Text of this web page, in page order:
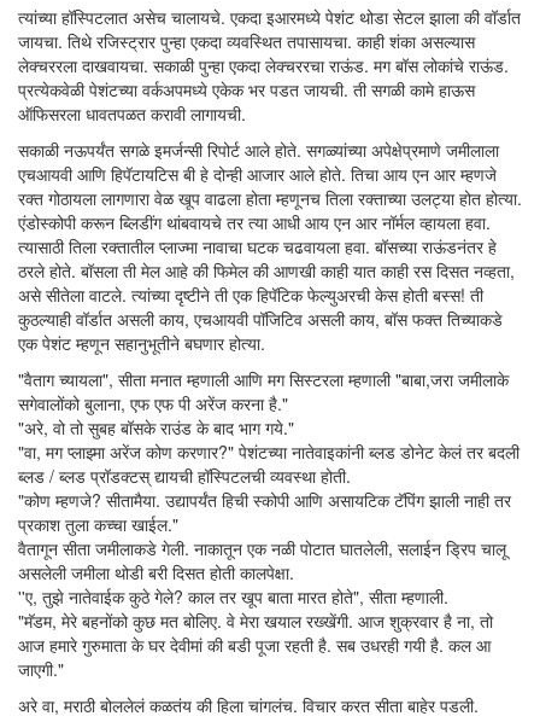
त्यांच्या हॉस्पिटलात असेच चालायचे. एकदा इआरमध्ये पेशंट थोडा सेटल झाला की वॉर्डात
जायचा. तिथे रजिस्ट्रार पुन्हा एकदा व्यवस्थित तपासायचा. काही शंका असल्यास
लेक्चररला दाखवायचा. सकाळी पुन्हा एकदा लेक्चररचा राऊंड. मग बॉस लोकांचे राऊंड.
प्रत्येकवेळी पेशंटच्या वर्कअपमध्ये एकेक भर पडत जायची. ती सगळी कामे हाऊस
ऑफिसरला धावतपळत करावी लागायची.
सकाळी नऊपर्यंत सगळे इमर्जन्सी रिपोर्ट आले होते. सगळ्यांच्या अपेक्षेप्रमाणे जमीलाला
एचआयवी आणि हिपॅटायटिस बी हे दोन्ही आजार आले होते. तिचा आय एन आर म्हणजे
रक्त गोठायला लागणारा वेळ खूप वाढला होता म्हणूनच तिला रक्ताच्या उलट्या होत होत्या.
एंडोस्कोपी करून ब्लिडींग थांबवायचे तर त्या आधी आय एन आर नॉर्मल व्हायला हवा.
त्यासाठी तिला रक्तातील प्लाज्मा नावाचा घटक चढवायला हवा. बॉसच्या राऊंडनंतर हे
ठरले होते. बॉसला ती मेल आहे की फिमेल की आणखी काही यात काही रस दिसत नव्हता,
असे सीतेला वाटले. त्यांच्या दृष्टीने ती एक हिपॅटिक फेल्युअरची केस होती बस्स! ती
कुठल्याही वॉर्डात असली काय, एचआयवी पॉजिटिव असली काय, बॉस फक्त तिच्याकडे
एक पेशंट म्हणून सहानुभूतीने बघणार होत्या.
"वैताग च्यायला", सीता मनात म्हणाली आणि मग सिस्टरला म्हणाली "बाबा,जरा जमीलाके
सगेवालोंको बुलाना, एफ एफ पी अरेंज करना है."
"अरे, वो तो सुबह बॉसके राउंड के बाद भाग गये."
"वा, मग प्लाझ्मा अरेंज कोण करणार?" पेशंटच्या नातेवाइकांनी ब्लड डोनेट केलं तर बदली
ब्लड / ब्लड प्रॉडक्टस् द्यायची हॉस्पिटलची व्यवस्था होती.
"कोण म्हणजे? सीतामैया. उद्यापर्यंत हिची स्कोपी आणि असायटिक टॅपिंग झाली नाही तर
प्रकाश तुला कच्चा खाईल."
वैतागून सीता जमीलाकडे गेली. नाकातून एक नळी पोटात घातलेली, सलाईन ड्रिप चालू
असलेली जमीला थोडी बरी दिसत होती कालपेक्षा.
''ए, तुझे नातेवाईक कुठे गेले? काल तर खूप बाता मारत होते", सीता म्हणाली.
"मॅडम, मेरे बहनोंको कुछ मत बोलिए. वे मेरा खयाल रख्खेंगी. आज शुक्रवार है ना, तो
आज हमारे गुरुमाता के घर देवीमां की बडी पूजा रहती है. सब उधरही गयी है. कल आ
जाएगी."
अरे वा, मराठी बोललेलं कळतंय की हिला चांगलंच. विचार करत सीता बाहेर पडली.